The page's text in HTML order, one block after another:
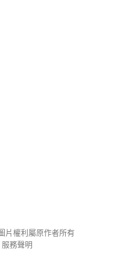
片權利屬原作者所有
服務聲明